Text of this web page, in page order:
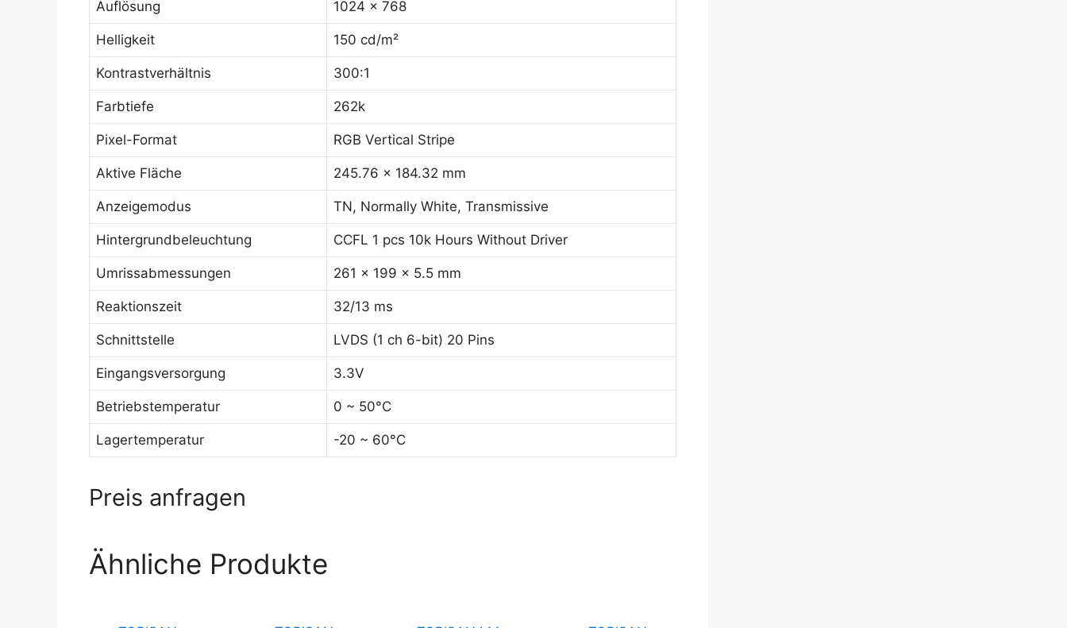
Auflösung 1024 x 768
Helligkeit 150 cd/m²
Kontrastverhältnis 300:1
Farbtiefe 262k
Pixel-Format RGB Vertical Stripe
Aktive Fläche 245.76 x 184.32 mm
Anzeigemodus TN, Normally White, Transmissive
Hintergrundbeleuchtung CCFL 1 pcs 10k Hours Without Driver
Umrissabmessungen 261 x 199 x 5.5 mm
Reaktionszeit 32/13 ms
Schnittstelle LVDS (1 ch 6-bit) 20 Pins
Eingangsversorgung 3.3V
Betriebstemperatur 0 ~ 50°C
Lagertemperatur -20 ~ 60°C
Preis anfragen
Ähnliche Produkte